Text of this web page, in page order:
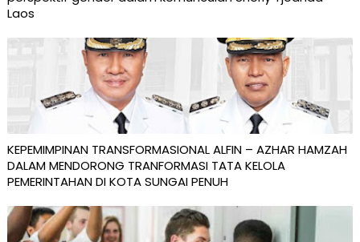
Laos
KEPEMIMPINAN TRANSFORMASIONAL ALFIN – AZHAR HAMZAH
DALAM MENDORONG TRANFORMASI TATA KELOLA
PEMERINTAHAN DI KOTA SUNGAI PENUH